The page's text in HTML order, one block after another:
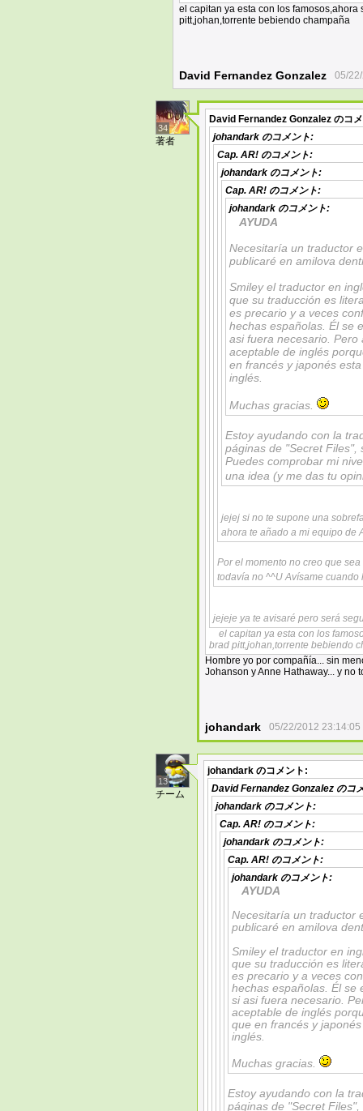
el capitan ya esta con los
pitt,johan,torrente bebiendo champaña
David Fernandez Gonzalez 05/
34
著者
David Fernandez Gonzalez のコ
johandark のコメント:
Cap. AR! のコメント:
johandark のコメント:
Cap. AR! のコメント:
johandark のコメント:
AYUDA
Necesitaría un traductor
publicaré en amilova
Smiley el traductor en
que su traducción es
es precario y a veces
hechas españolas. Él se
asi fuera necesario.
aceptable de inglés
en francés y japonés
inglés.
Muchas gracias.
Estoy ayudando con la
páginas de "Secret Files",
Puedes comprobar mi
una idea (y me das tu
jejej si no te supone una
ahora te añado a mi equipo de
Por el momento no creo que
todavía no ^^U Avísame
jejeje ya te avisaré pero será
el capitan ya esta con los
brad pitt,johan,torrente bebiendo
Hombre yo por compañía... sin
Johanson y Anne Hathaway... y no
johandark 05/22/2012 23:14:05
13
チーム
johandark のコメント:
David Fernandez Gonzalez のコ
johandark のコメント:
Cap. AR! のコメント:
johandark のコメント:
Cap. AR! のコメント:
johandark のコメント:
AYUDA
Necesitaría un traductor
publicaré en amilova
Smiley el traductor en
que su traducción es
es precario y a veces
hechas españolas. Él se
si asi fuera necesario.
aceptable de inglés
que en francés y
inglés.
Muchas gracias.
Estoy ayudando con la
páginas de "Secret